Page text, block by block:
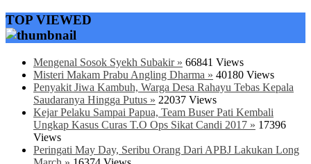
TOP VIEWED
Mengenal Sosok Syekh Subakir » 66841 Views
Misteri Makam Prabu Angling Dharma » 40180 Views
Penyakit Jiwa Kambuh, Warga Desa Rahayu Tebas Kepala
Saudaranya Hingga Putus » 22037 Views
Kejar Pelaku Sampai Papua, Team Buser Pati Kembali
Ungkap Kasus Curas T.O Ops Sikat Candi 2017 » 17396
Views
Peringati May Day, Seribu Orang Dari APBJ Lakukan Long